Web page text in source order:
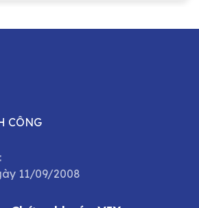
CÔNG
11/09/2008